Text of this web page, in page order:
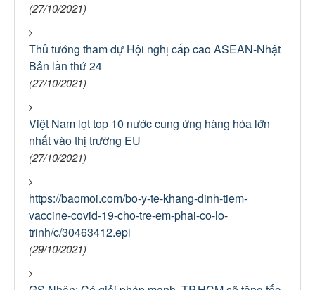
(27/10/2021)
Thủ tướng tham dự Hội nghị cấp cao ASEAN-Nhật
Bản lần thứ 24
(27/10/2021)
Việt Nam lọt top 10 nước cung ứng hàng hóa lớn
nhất vào thị trường EU
(27/10/2021)
https://baomoi.com/bo-y-te-khang-dinh-tiem-
vaccine-covid-19-cho-tre-em-phai-co-lo-
trinh/c/30463412.epi
(29/10/2021)